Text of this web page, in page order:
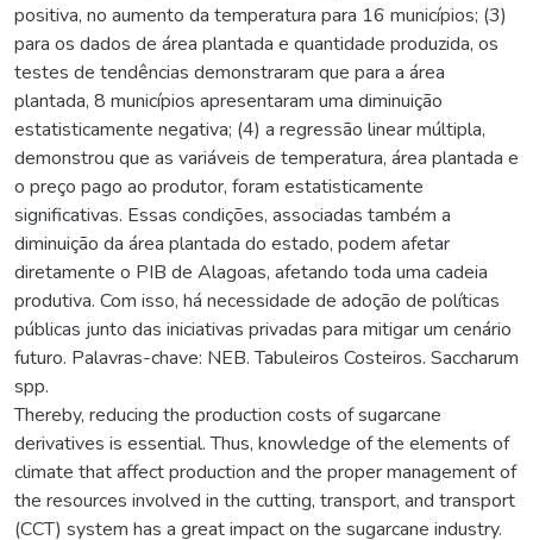
positiva, no aumento da temperatura para 16 municípios; (3)
para os dados de área plantada e quantidade produzida, os
testes de tendências demonstraram que para a área
plantada, 8 municípios apresentaram uma diminuição
estatisticamente negativa; (4) a regressão linear múltipla,
demonstrou que as variáveis de temperatura, área plantada e
o preço pago ao produtor, foram estatisticamente
significativas. Essas condições, associadas também a
diminuição da área plantada do estado, podem afetar
diretamente o PIB de Alagoas, afetando toda uma cadeia
produtiva. Com isso, há necessidade de adoção de políticas
públicas junto das iniciativas privadas para mitigar um cenário
futuro. Palavras-chave: NEB. Tabuleiros Costeiros. Saccharum
spp.
Thereby, reducing the production costs of sugarcane
derivatives is essential. Thus, knowledge of the elements of
climate that affect production and the proper management of
the resources involved in the cutting, transport, and transport
(CCT) system has a great impact on the sugarcane industry.